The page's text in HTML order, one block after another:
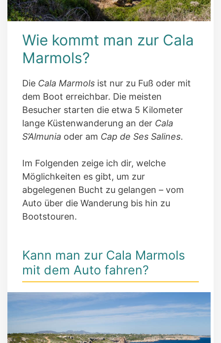
Wie kommt man zur Cala
Marmols?
Die Cala Marmols ist nur zu Fuß oder mit
dem Boot erreichbar. Die meisten
Besucher starten die etwa 5 Kilometer
lange Küstenwanderung an der Cala
S’Almunia oder am Cap de Ses Salines.
Im Folgenden zeige ich dir, welche
Möglichkeiten es gibt, um zur
abgelegenen Bucht zu gelangen – vom
Auto über die Wanderung bis hin zu
Bootstouren.
Kann man zur Cala Marmols
mit dem Auto fahren?